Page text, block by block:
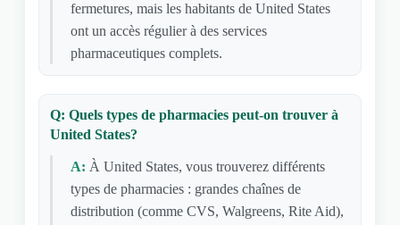
fermetures, mais les habitants de United States
ont un accès régulier à des services
pharmaceutiques complets.
Q: Quels types de pharmacies peut-on trouver à
United States?
A: À United States, vous trouverez différents
types de pharmacies : grandes chaînes de
distribution (comme CVS, Walgreens, Rite Aid),